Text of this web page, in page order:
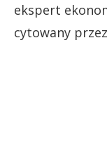
ekspert
cytowany